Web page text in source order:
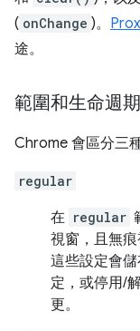
( onChange )。
途。
範圍和生命週期
Chrome 會區分三
regular
在 regular
視窗，且無痕
這些設定會
定，或停用/
更。